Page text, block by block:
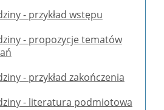
- przykład wstępu
- propozycje tematów
- przykład zakończenia
- literatura podmiotowa